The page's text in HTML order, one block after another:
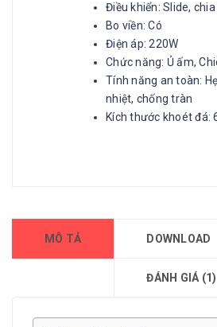
Điều khiển: Slide,
Bo viền: Có
Điện áp: 220W
Chức năng: Ủ ấm,
Tính năng an toàn:
nhiệt, chống tràn
Kích thước khoét đá:
MÔ TẢ DOWNLOAD
ĐÁNH GIÁ (1)